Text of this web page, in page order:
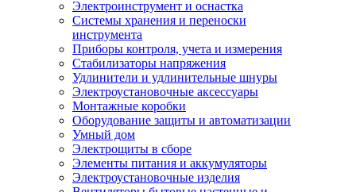
Электроинструмент и оснастка
Системы хранения и переноски
инструмента
Приборы контроля, учета и измерения
Стабилизаторы напряжения
Удлинители и удлинительные шнуры
Электроустановочные аксессуары
Монтажные коробки
Оборудование защиты и автоматизации
Умный дом
Электрощиты в сборе
Элементы питания и аккумуляторы
Электроустановочные изделия